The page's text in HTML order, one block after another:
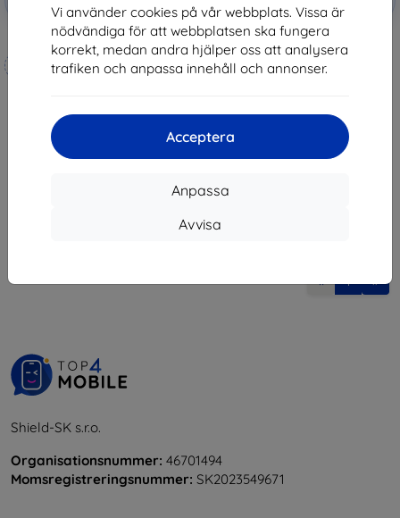
Vi använder cookies på vår webbplats. Vissa är
nödvändiga för att webbplatsen ska fungera
korrekt, medan andra hjälper oss att analysera
trafiken och anpassa innehåll och annonser.
Acceptera
Anpassa
Avvisa
kupong
3mk Hammer protective film
Tillverkat efter mått
223 kr
kupong
3mk FlexibleGlass Hybrid glass
for Doogee S118
148 kr
I lager > 5 st
« 1 »
Shield-SK s.r.o.
Organisationsnummer: 46701494
Momsregistreringsnummer: SK2023549671